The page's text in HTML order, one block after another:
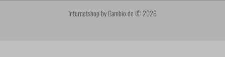
Internetshop by Gambio.de © 2026